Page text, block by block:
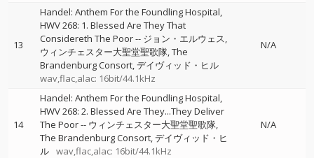
13
Handel: Anthem For the Foundling Hospital,
HWV 268: 1. Blessed Are They That
Considereth The Poor-- ジョン・エルウェス
ウィンチェスター大聖堂聖歌隊 The
Brandenburg Consort デイヴィッド・ヒル
wav,flac,alac: 16bit/44.1kHz
N/A
14
Handel: Anthem For the Foundling Hospital,
HWV 268: 2. Blessed Are They...They Deliver
The Poor-- ウィンチェスター大聖堂聖歌隊
The Brandenburg Consort デイヴィッド・ヒ
ル wav,flac,alac: 16bit/44.1kHz
N/A